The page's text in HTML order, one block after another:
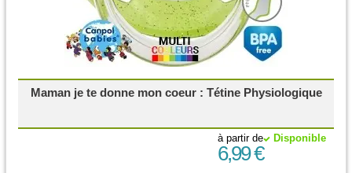
Maman je te donne mon coeur : Tétine Physiologique
Disponible
à partir de
6,99 €